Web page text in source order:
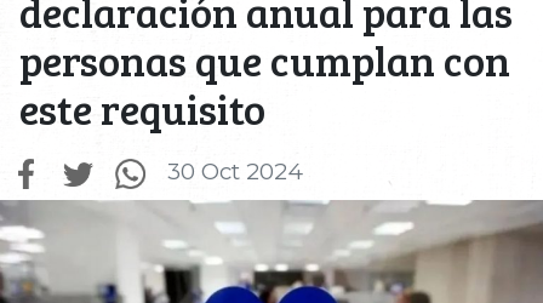
personas que cumplan con
este requisito
30 Oct 2024